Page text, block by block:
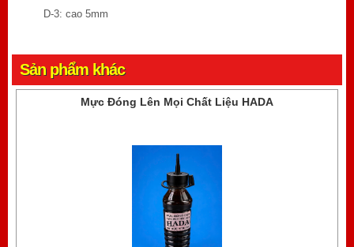
D-3: cao 5mm
Sản phẩm khác
Mực Đóng Lên Mọi Chất Liệu HADA